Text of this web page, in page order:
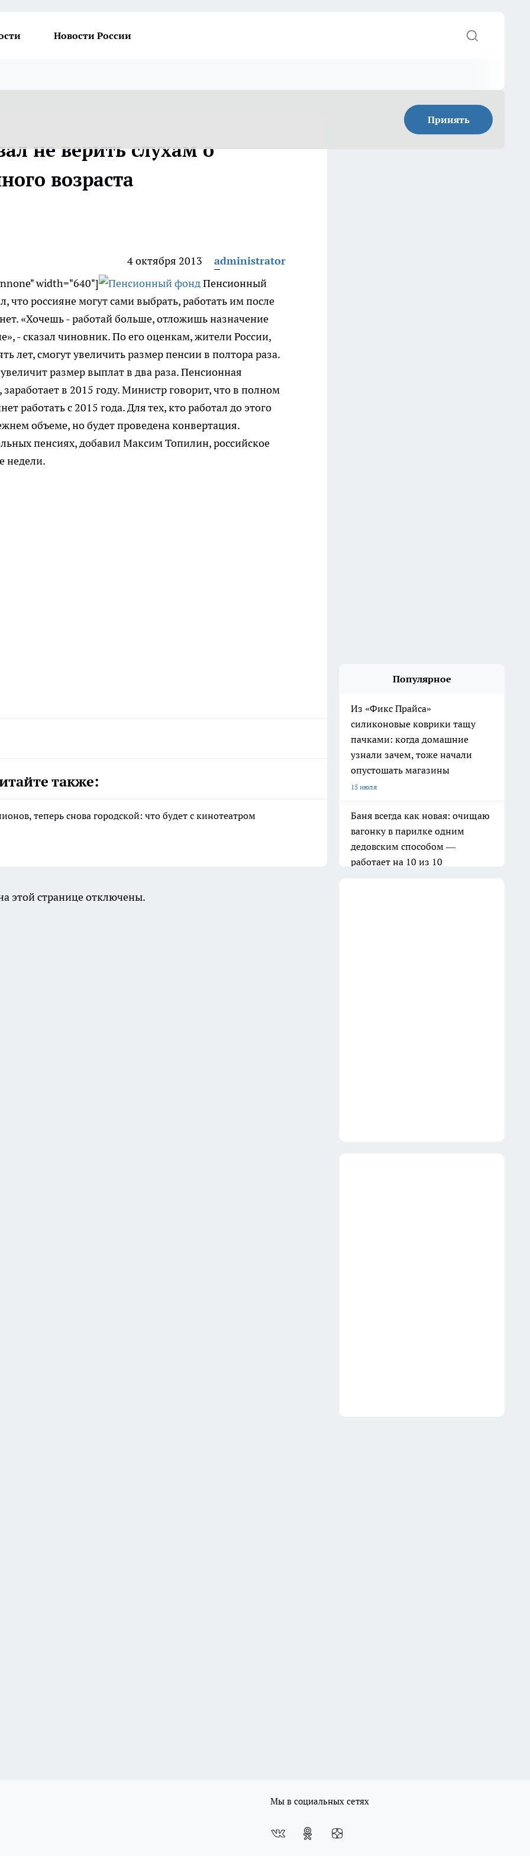
Новости России
Принять
не верить слухам о
возраста
4 октября 2013
administrator
width="640"]
Пенсионный
россияне могут сами выбрать, работать им после
«Хочешь - работай больше, отложишь назначение
- сказал чиновник. По его оценкам, жители России,
лет, смогут увеличить размер пенсии в полтора раза.
размер выплат в два раза. Пенсионная
в 2015 году. Министр говорит, что в полном
работать с 2015 года. Для тех, кто работал до этого
объеме, но будет проведена конвертация.
пенсиях, добавил Максим Топилин, российское
недели.
также:
теперь снова городской: что будет с кинотеатром
Популярное
Из «Фикс Прайса»
силиконовые коврики тащу
пачками: когда домашние
узнали зачем, тоже начали
опустошать магазины
15 июля
Баня всегда как новая: очищаю
вагонку в парилке одним
дедовским способом —
работает на 10 из 10
этой странице отключены.
Мы в социальных сетях